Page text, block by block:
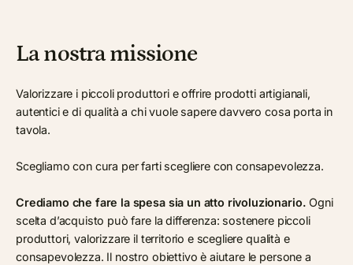
La nostra missione
Valorizzare i piccoli produttori e offrire prodotti artigianali,
autentici e di qualità a chi vuole sapere davvero cosa porta in
tavola.
Scegliamo con cura per farti scegliere con consapevolezza.
Crediamo che fare la spesa sia un atto rivoluzionario.Ogni
scelta d’acquisto può fare la differenza: sostenere piccoli
produttori, valorizzare il territorio e scegliere qualità e
consapevolezza. Il nostro obiettivo è aiutare le persone a